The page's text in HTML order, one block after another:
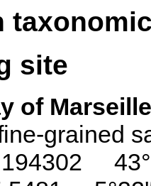
site
of
grained